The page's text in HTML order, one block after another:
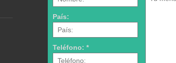
País:
Teléfono: *